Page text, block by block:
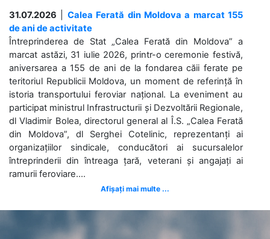
31.07.2026
Calea Ferată din Moldova a marcat 155
de ani de activitate
Întreprinderea de Stat „Calea Ferată din Moldova” a
marcat astăzi, 31 iulie 2026, printr-o ceremonie festivă,
aniversarea a 155 de ani de la fondarea căii ferate pe
teritoriul Republicii Moldova, un moment de referință în
istoria transportului feroviar național. La eveniment au
participat ministrul Infrastructurii și Dezvoltării Regionale,
dl Vladimir Bolea, directorul general al Î.S. „Calea Ferată
din Moldova”, dl Serghei Cotelinic, reprezentanți ai
organizațiilor sindicale, conducători ai sucursalelor
întreprinderii din întreaga țară, veterani și angajați ai
ramurii feroviare....
Afișați mai multe ...